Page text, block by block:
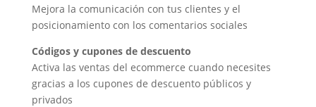
Mejora la comunicación con tus clientes y el
posicionamiento con los comentarios sociales
Códigos y cupones de descuento
Activa las ventas del ecommerce cuando necesites
gracias a los cupones de descuento públicos y
privados